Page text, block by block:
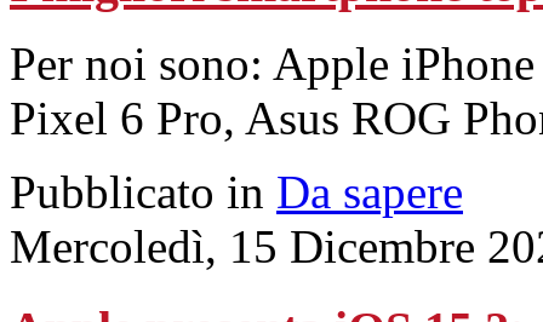
Per noi sono: Apple
Pixel 6 Pro, Asus ROG
Pubblicato in Da sapere
Mercoledì, 15 Dicembre